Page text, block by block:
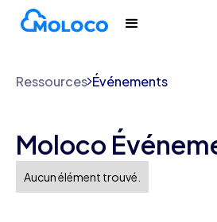
Ressources Événements
Moloco
Aucun élément trouvé.